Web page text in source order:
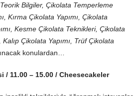
Bilgiler, Çikolata Temperleme
Kırma Çikolata Yapımı, Çikolata
Kesme Çikolata Teknikleri, Çikolata
Çikolata Yapımı, Trüf Çikolata
konulardan…
/ 11.00 – 15.00 / Cheesecakeler